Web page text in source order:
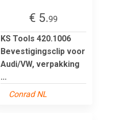
€ 5.99
KS Tools 420.1006
Bevestigingsclip voor
Audi/VW, verpakking
...
Conrad NL